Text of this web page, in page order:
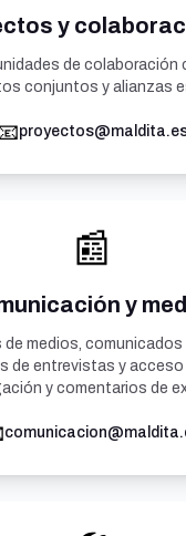
y
de colaboración
conjuntos y alianzas
📰
y
medios, comunicados
de entrevistas y acceso
y comentarios de